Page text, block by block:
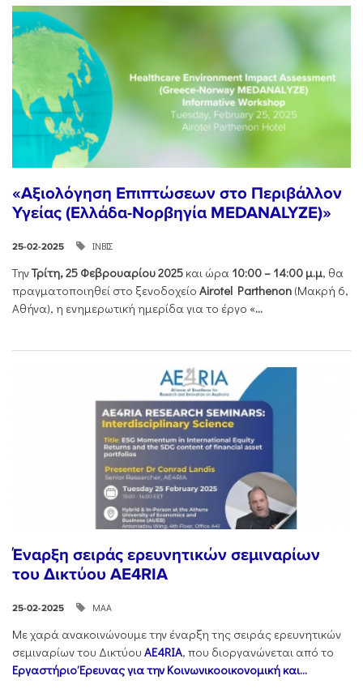
«Αξιολόγηση Επιπτώσεων στο Περιβάλλον
Υγείας (Ελλάδα-Νορβηγία MEDANALYZE)»
25-02-2025 ΙΝΒΙΣ
ΤηνΤρίτη, 25 Φεβρουαρίου 2025 και ώρα 10:00 – 14:00 μ.μ, θα
πραγματοποιηθεί στο ξενοδοχείο Airotel Parthenon (Μακρή 6,
Αθήνα), η ενημερωτική ημερίδα για το έργο «...
Έναρξη σειράς ερευνητικών σεμιναρίων
του Δικτύου AE4RIA
25-02-2025 ΜΑΑ
Με χαρά ανακοινώνουμε την έναρξη της σειράς ερευνητικών
σεμιναρίων του Δικτύου AE4RIA, που διοργανώνεται από το
Εργαστήριο Έρευνας για την Κοινωνικοοικονομική και...